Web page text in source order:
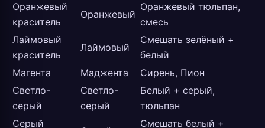
Оранжевый
краситель
Оранжевый
Оранжевый тюльпан,
смесь
Лаймовый
краситель
Лаймовый
Смешать зелёный +
белый
Магента
Маджента
Сирень, Пион
Светло-
серый
Светло-
серый
Белый + серый,
тюльпан
Серый
Смешать белый +